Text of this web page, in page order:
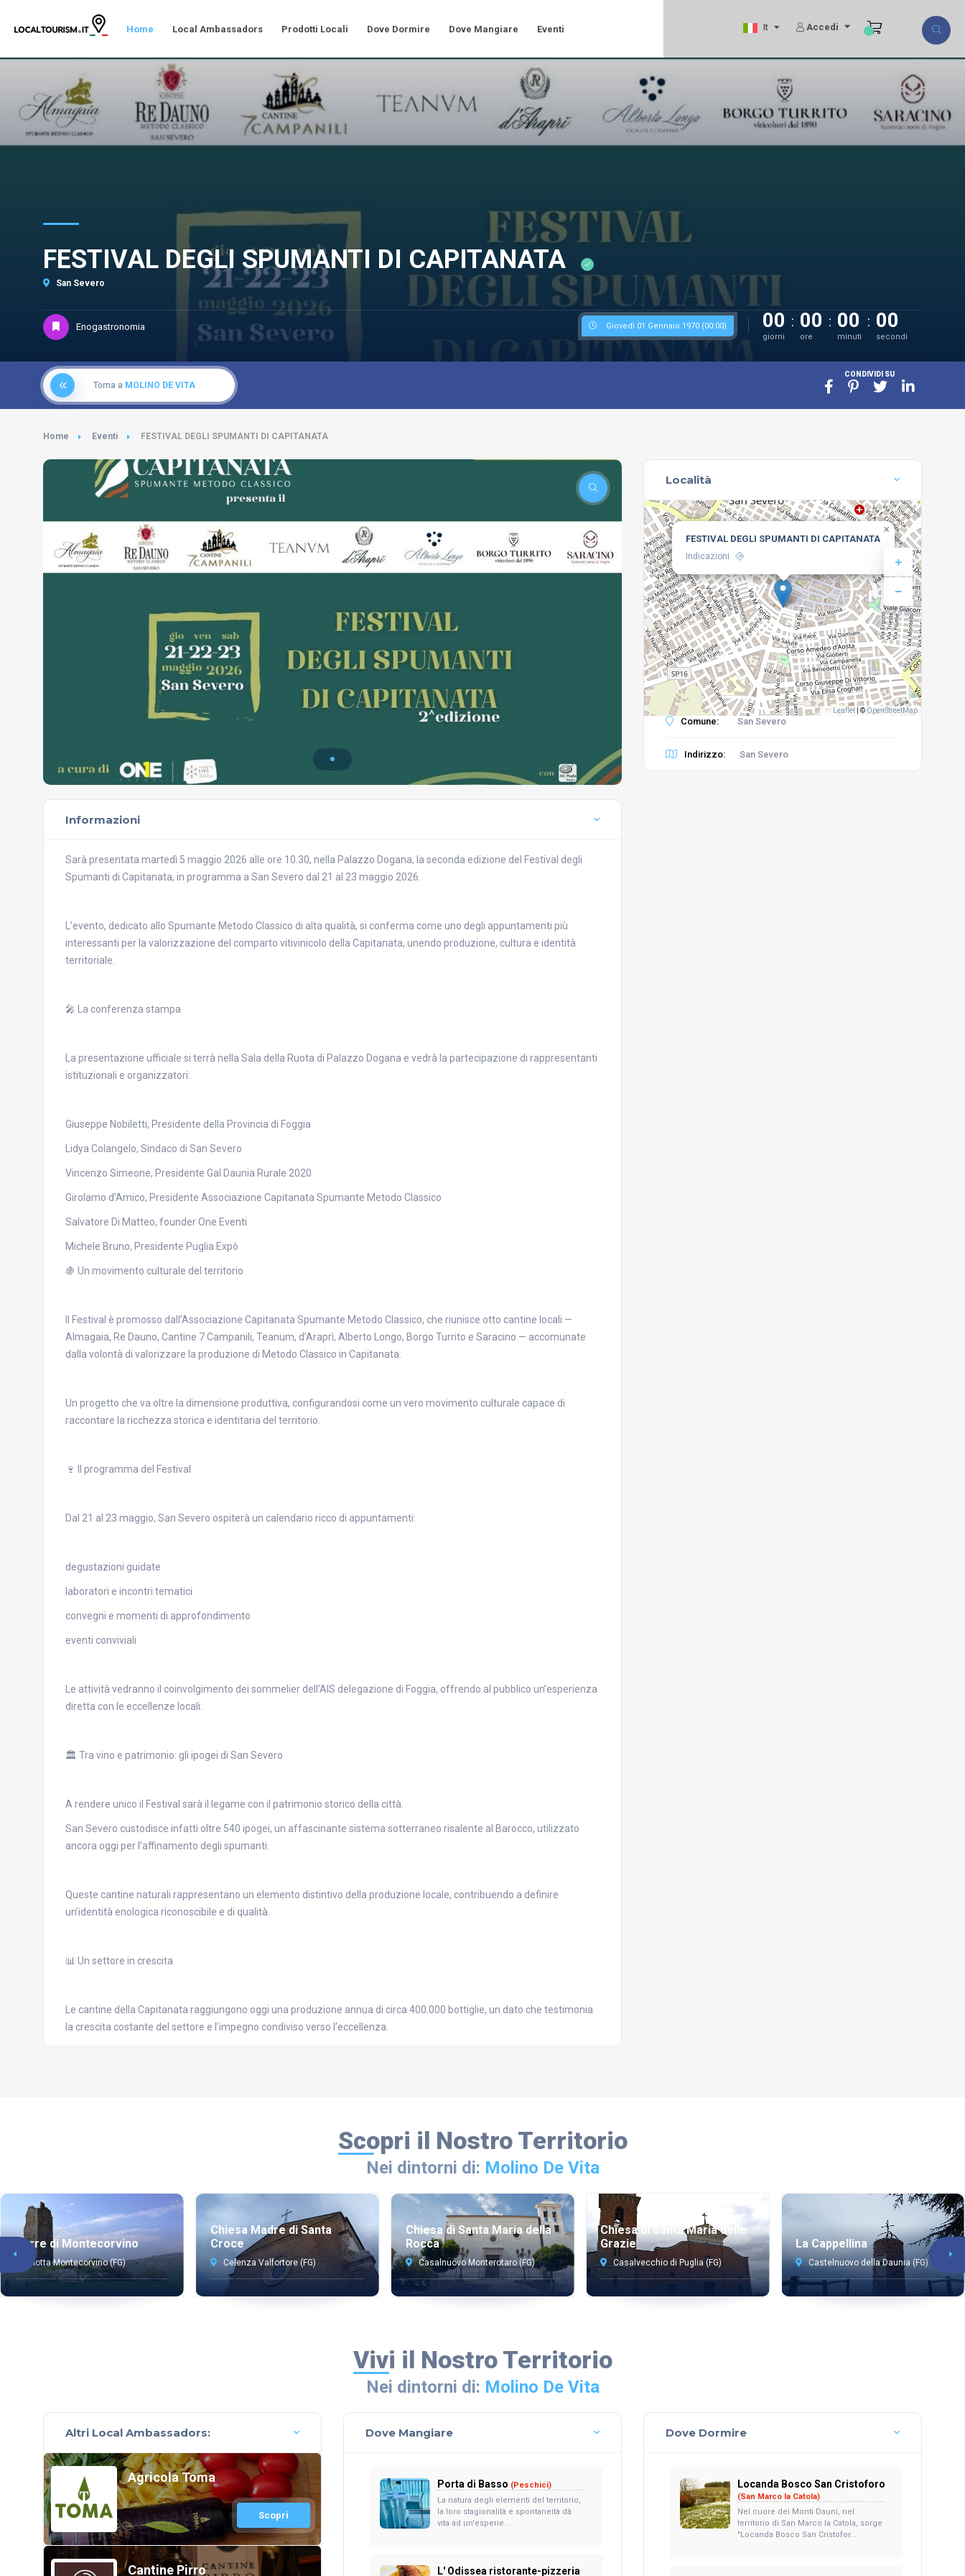
Accedi
It
Home Local Ambassadors Prodotti Locali Dove Dormire Dove Mangiare Eventi
FESTIVAL DEGLI SPUMANTI DI CAPITANATA
San Severo
Enogastronomia 00
giorni
00
ore
00
minuti
00
secondi
Giovedì 01 Gennaio 1970 (00:00)
Torna a MOLINO DE VITA
CONDIVIDI SU
Home Eventi FESTIVAL DEGLI SPUMANTI DI CAPITANATA
Informazioni
Sarà presentata martedì 5 maggio 2026 alle ore 10.30, nella Palazzo Dogana, la seconda edizione del Festival degli
Spumanti di Capitanata, in programma a San Severo dal 21 al 23 maggio 2026.
L’evento, dedicato allo Spumante Metodo Classico di alta qualità, si conferma come uno degli appuntamenti più
interessanti per la valorizzazione del comparto vitivinicolo della Capitanata, unendo produzione, cultura e identità
territoriale.
🎤 La conferenza stampa
La presentazione ufficiale si terrà nella Sala della Ruota di Palazzo Dogana e vedrà la partecipazione di rappresentanti
istituzionali e organizzatori:
Giuseppe Nobiletti, Presidente della Provincia di Foggia
Lidya Colangelo, Sindaco di San Severo
Vincenzo Simeone, Presidente Gal Daunia Rurale 2020
Girolamo d’Amico, Presidente Associazione Capitanata Spumante Metodo Classico
Salvatore Di Matteo, founder One Eventi
Michele Bruno, Presidente Puglia Expò
🍇 Un movimento culturale del territorio
Il Festival è promosso dall’Associazione Capitanata Spumante Metodo Classico, che riunisce otto cantine locali —
Almagaia, Re Dauno, Cantine 7 Campanili, Teanum, d’Araprì, Alberto Longo, Borgo Turrito e Saracino — accomunate
dalla volontà di valorizzare la produzione di Metodo Classico in Capitanata.
Un progetto che va oltre la dimensione produttiva, configurandosi come un vero movimento culturale capace di
raccontare la ricchezza storica e identitaria del territorio.
🍷 Il programma del Festival
Dal 21 al 23 maggio, San Severo ospiterà un calendario ricco di appuntamenti:
degustazioni guidate
laboratori e incontri tematici
convegni e momenti di approfondimento
eventi conviviali
Le attività vedranno il coinvolgimento dei sommelier dell’AIS delegazione di Foggia, offrendo al pubblico un’esperienza
diretta con le eccellenze locali.
🏛️ Tra vino e patrimonio: gli ipogei di San Severo
A rendere unico il Festival sarà il legame con il patrimonio storico della città.
San Severo custodisce infatti oltre 540 ipogei, un affascinante sistema sotterraneo risalente al Barocco, utilizzato
ancora oggi per l’affinamento degli spumanti.
Queste cantine naturali rappresentano un elemento distintivo della produzione locale, contribuendo a definire
un’identità enologica riconoscibile e di qualità.
📊 Un settore in crescita
Le cantine della Capitanata raggiungono oggi una produzione annua di circa 400.000 bottiglie, un dato che testimonia
la crescita costante del settore e l’impegno condiviso verso l’eccellenza.
Località
FESTIVAL DEGLI SPUMANTI DI CAPITANATA
Indicazioni
×
Leaflet © OpenStreetMap
Comune: San Severo
Indirizzo: San Severo
Scopri il Nostro Territorio
Nei dintorni di: Molino De Vita
Torre di Montecorvino
Motta Montecorvino (FG)
Chiesa Madre di Santa
Croce
Celenza Valfortore (FG)
Chiesa di Santa Maria della
Rocca
Casalnuovo Monterotaro (FG)
Chiesa di Santa Maria delle
Grazie
Casalvecchio di Puglia (FG)
La Cappellina
Castelnuovo della Daunia (FG)
Vivi il Nostro Territorio
Nei dintorni di: Molino De Vita
Altri Local Ambassadors:
Agricola Toma
Scopri
Cantine Pirro
Dove Mangiare
Porta di Basso (Peschici)
La natura degli elementi del territorio,
la loro stagionalità e spontaneità dà
vita ad un'esperie...
L' Odissea ristorante-pizzeria
Dove Dormire
Locanda Bosco San Cristoforo
(San Marco la Catola)
Nel cuore dei Monti Dauni, nel
territorio di San Marco la Catola, sorge
"Locanda Bosco San Cristofor...